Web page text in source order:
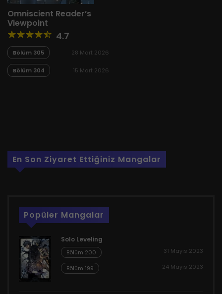
Omniscient Reader’s
Viewpoint
4.7
Bölüm 305 28 Mart 2026
Bölüm 304 15 Mart 2026
En Son Ziyaret Ettiğiniz Mangalar
Popüler Mangalar
Solo Leveling
Bölüm 200 31 Mayıs 2023
Bölüm 199 24 Mayıs 2023